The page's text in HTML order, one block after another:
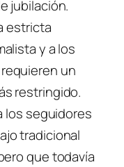
jubilación.
estricta
y a los
un
restringido.
los seguidores
tradicional
que todavía